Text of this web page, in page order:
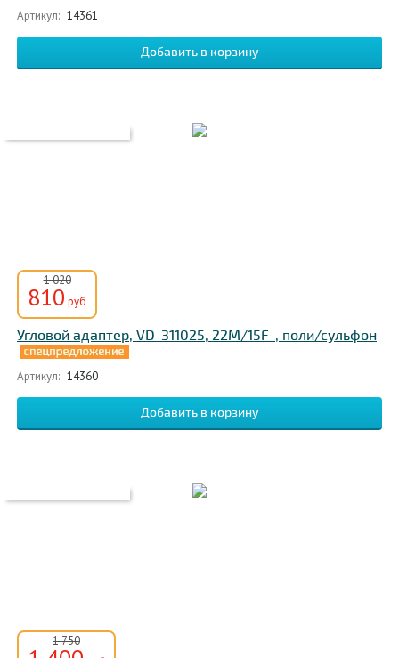
Артикул: 14361
1 020
810 руб
Угловой адаптер, VD-311025, 22M/15F-, поли/сульфон
Артикул: 14360
1 750